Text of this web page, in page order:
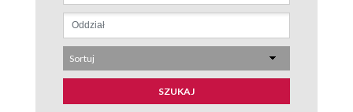
Sortuj
SZUKAJ